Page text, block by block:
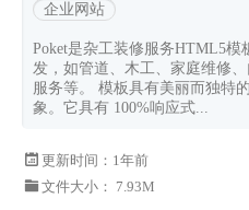
企业网站
Poket是杂工装修服务HTML5
发，如管道、木工、家庭维修
服务等。 模板具有美丽而独特
象。它具有 100%响应式...
更新时间： 1年前
文件大小： 7.93M